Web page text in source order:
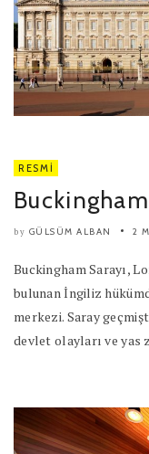
RESMI
by GÜLSÜM ALBAN 2
Buckingham Sarayı,
bulunan İngiliz
merkezi. Saray
devlet olayları ve yas